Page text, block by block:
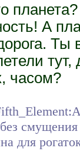
А
Ты
часом?
смущения
для